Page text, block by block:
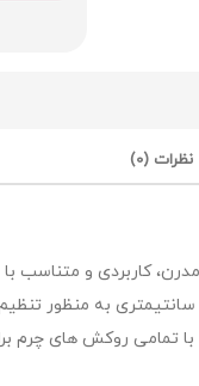
نظرات (0)
مدرن، کاربردی و متناسب
با تمامی روکش های چرم